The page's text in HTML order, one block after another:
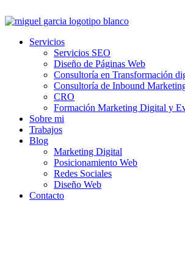
al
Servicios
Servicios SEO
Diseño de Páginas Web
Consultoría en Transformación
Consultoría de Inbound
CRO
Formación Marketing Digital y
Sobre mi
Trabajos
Blog
Marketing Digital
Posicionamiento Web
Redes Sociales
Diseño Web
Contacto